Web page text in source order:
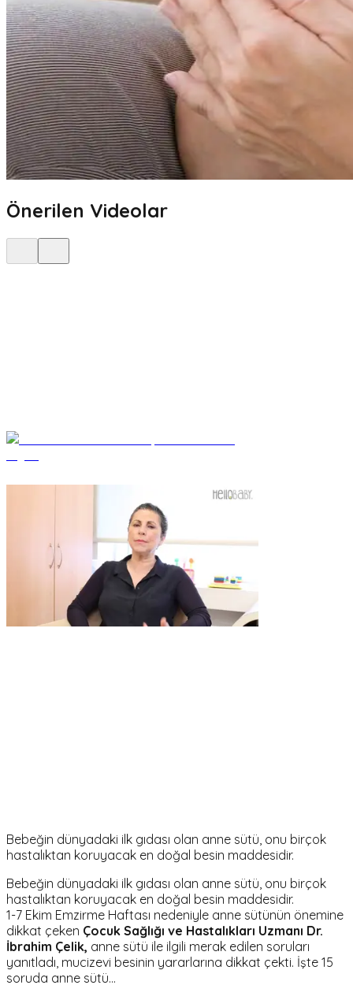
Önerilen Videolar
Bebeğin dünyadaki ilk gıdası olan anne sütü, onu birçok
hastalıktan koruyacak en doğal besin maddesidir.
Bebeğin dünyadaki ilk gıdası olan anne sütü, onu birçok
hastalıktan koruyacak en doğal besin maddesidir.
1-7 Ekim Emzirme Haftası nedeniyle anne sütünün önemine
dikkat çeken Çocuk Sağlığı ve Hastalıkları Uzmanı Dr.
İbrahim Çelik, anne sütü ile ilgili merak edilen soruları
yanıtladı, mucizevi besinin yararlarına dikkat çekti. İşte 15
soruda anne sütü…